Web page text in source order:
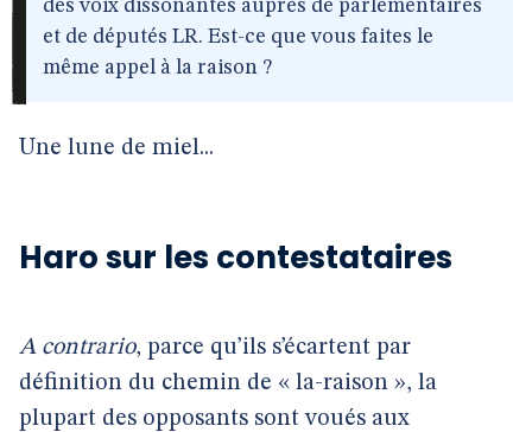
des voix dissonantes auprès de parlementaires
et de députés LR. Est-ce que vous faites le
même appel à la raison ?
Une lune de miel...
Haro sur les contestataires
A contrario, parce qu’ils s’écartent par
définition du chemin de « la-raison », la
plupart des opposants sont voués aux